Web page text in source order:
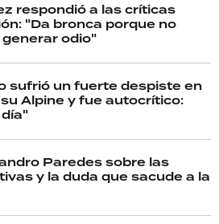
respondió a las críticas
"Da bronca porque no
odio"
sufrió un fuerte despiste en
Alpine y fue autocrítico:
Paredes sobre las
y la duda que sacude a la